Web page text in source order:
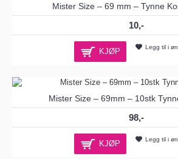
Mister Size – 69 mm – Tynne
10,-
KJØP Legg til i
Mister Size – 69mm – 10stk
98,-
KJØP Legg til i